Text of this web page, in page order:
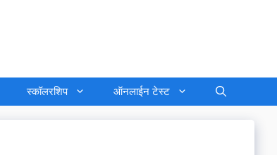
स्कॉलरशिप ऑनलाईन टेस्ट